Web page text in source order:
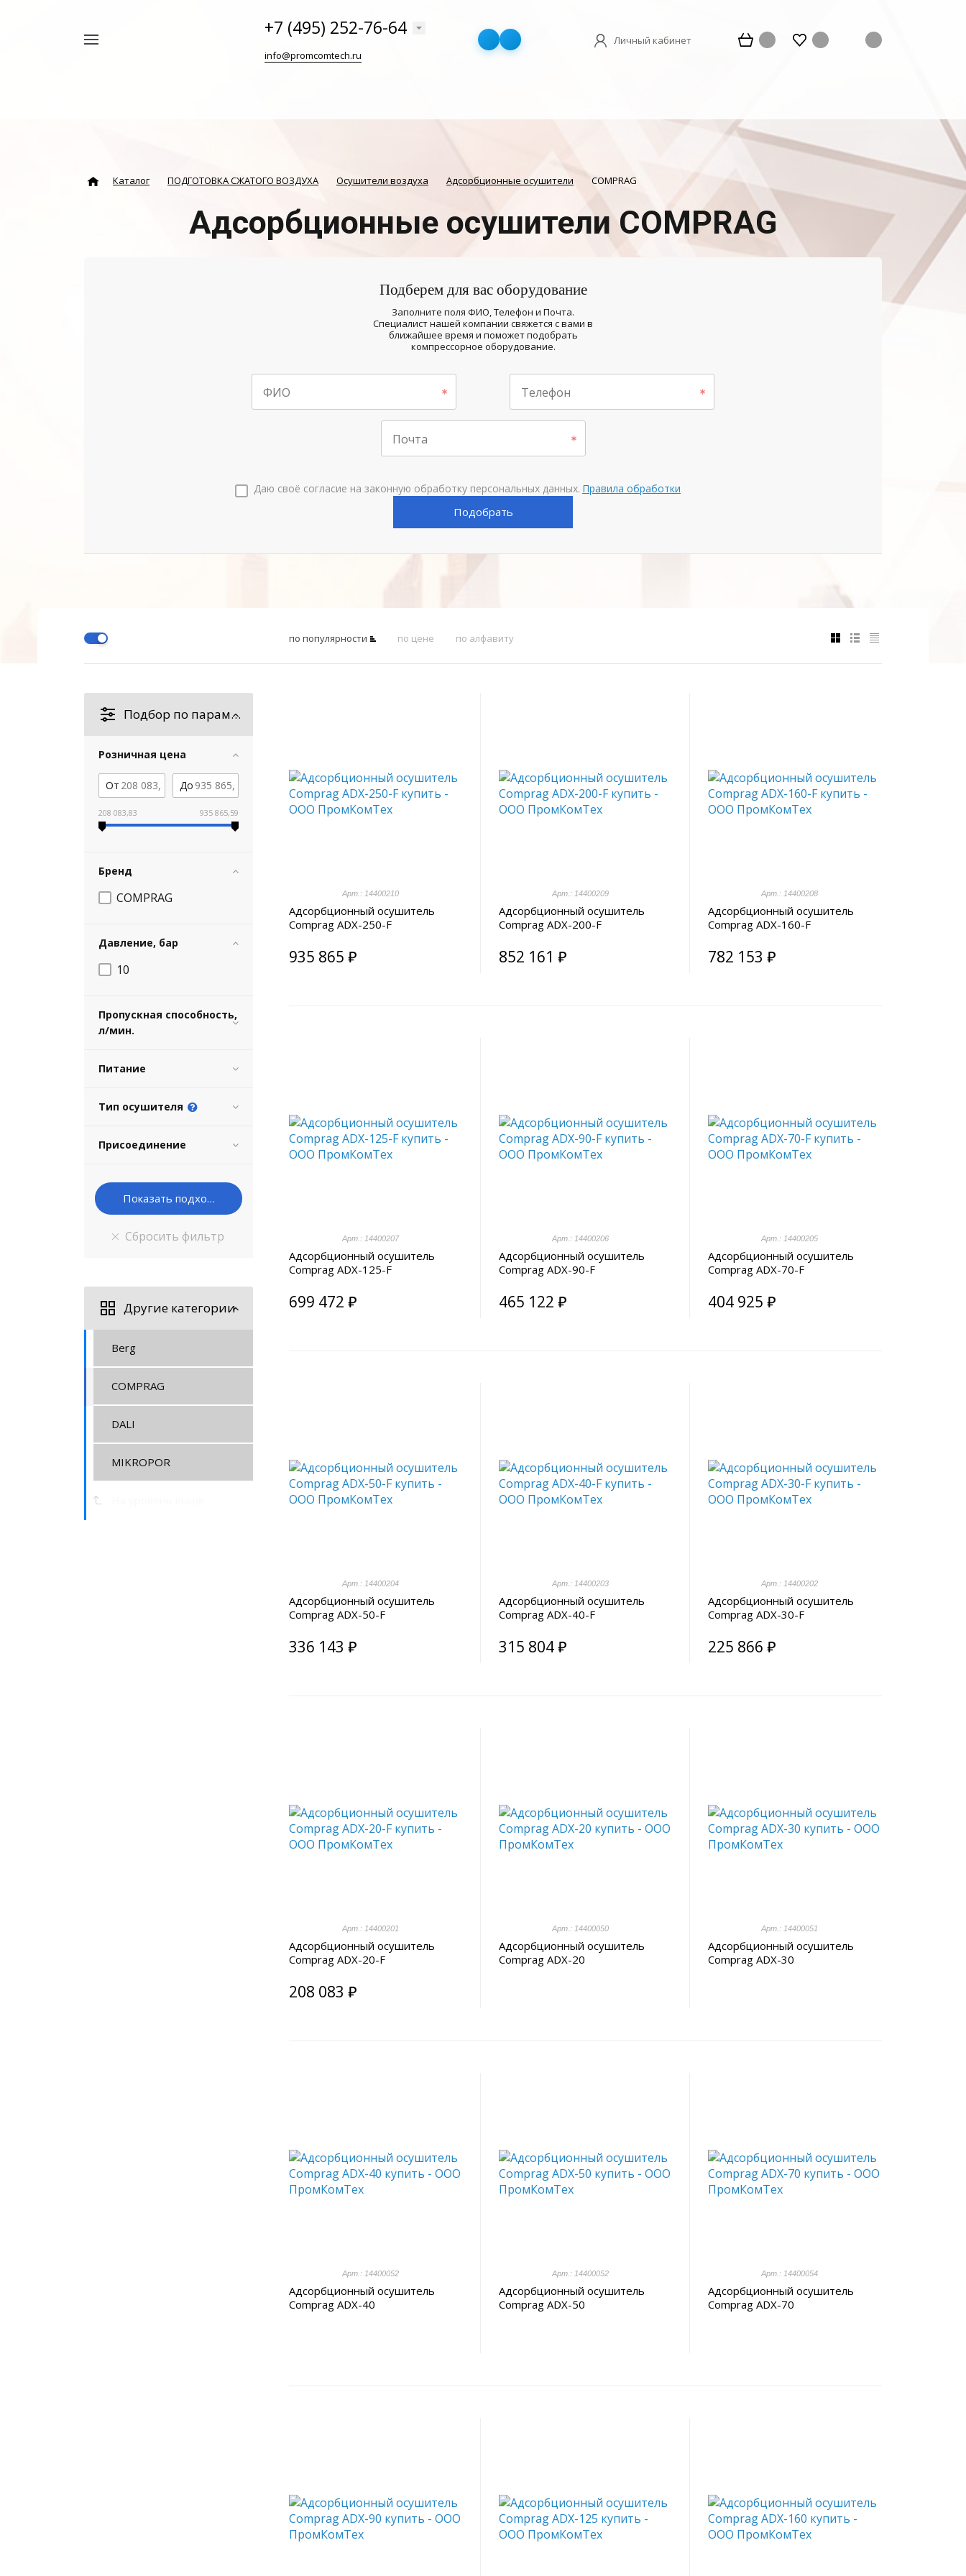
+7 (495) 252-76-64
info@promcomtech.ru
Личный кабинет
Каталог ПОДГОТОВКА СЖАТОГО ВОЗДУХА Осушители воздуха Адсорбционные осушители COMPRAG
Адсорбционные осушители COMPRAG
Подберем для вас оборудование
Заполните поля ФИО, Телефон и Почта.
Специалист нашей компании свяжется с вами в
ближайшее время и поможет подобрать
компрессорное оборудование.
ФИО Телефон
Почта
Даю своё согласие на законную обработку персональных данных. Правила обработки
Подобрать
по популярности по цене по алфавиту
Подбор по параметрам
Розничная цена
От До
208 083,83 935 865,59
Бренд
COMPRAG
Давление, бар
10
Пропускная способность,
л/мин.
Питание
Тип осушителя
Присоединение
Другие категории
Berg
COMPRAG
DALI
MIKROPOR
Арт.: 14400210
Адсорбционный осушитель
Comprag ADX-250-F
935 865 ₽
Арт.: 14400209
Адсорбционный осушитель
Comprag ADX-200-F
852 161 ₽
Арт.: 14400208
Адсорбционный осушитель
Comprag ADX-160-F
782 153 ₽
Арт.: 14400207
Адсорбционный осушитель
Comprag ADX-125-F
699 472 ₽
Арт.: 14400206
Адсорбционный осушитель
Comprag ADX-90-F
465 122 ₽
Арт.: 14400205
Адсорбционный осушитель
Comprag ADX-70-F
404 925 ₽
Арт.: 14400204
Адсорбционный осушитель
Comprag ADX-50-F
336 143 ₽
Арт.: 14400203
Адсорбционный осушитель
Comprag ADX-40-F
315 804 ₽
Арт.: 14400202
Адсорбционный осушитель
Comprag ADX-30-F
225 866 ₽
Арт.: 14400201
Адсорбционный осушитель
Comprag ADX-20-F
208 083 ₽
Арт.: 14400050
Адсорбционный осушитель
Comprag ADX-20
Арт.: 14400051
Адсорбционный осушитель
Comprag ADX-30
Арт.: 14400052
Адсорбционный осушитель
Comprag ADX-40
Арт.: 14400052
Адсорбционный осушитель
Comprag ADX-50
Арт.: 14400054
Адсорбционный осушитель
Comprag ADX-70